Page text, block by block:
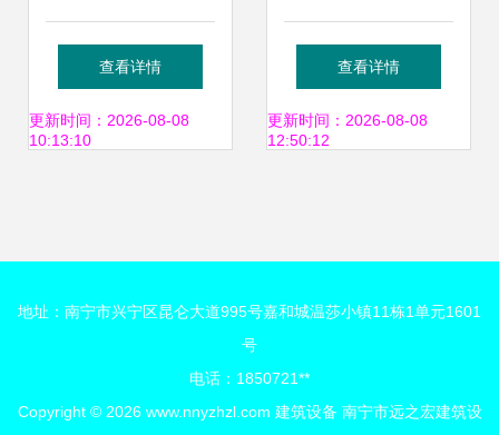
模板设备生产厂家
引领建筑行业绿色
查看详情
更新时间：2026-08-08
10:13:10
工地设施 安装便
捷、重复使用、经
查看详情
更新时间：2026-08-08
12:50:12
地址：南宁市兴宁区昆仑大道995号嘉和城温莎小镇11栋1单元1601
号
电话：1850721**
Copyright © 2026 www.nnyzhzl.com 建筑设备 南宁市远之宏建筑设